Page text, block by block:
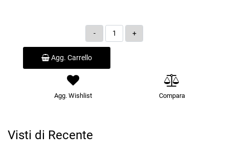
Quantità
Agg. Carrello
Agg. Wishlist Compara
Visti di Recente